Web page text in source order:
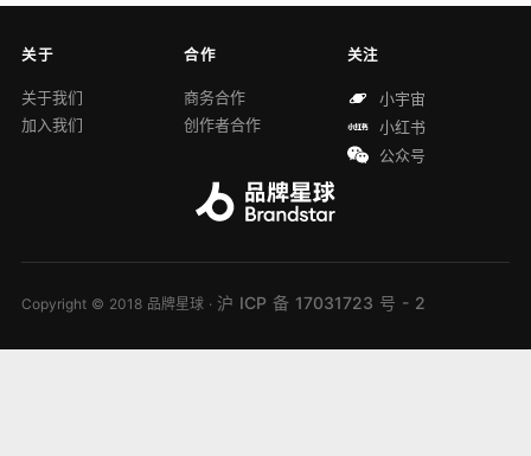
关于
关于我们
加入我们
合作
商务合作
创作者合作
关注
小宇宙
小红书
公众号
Copyright © 2018 品牌星球 · 沪 ICP 备 17031723 号 - 2